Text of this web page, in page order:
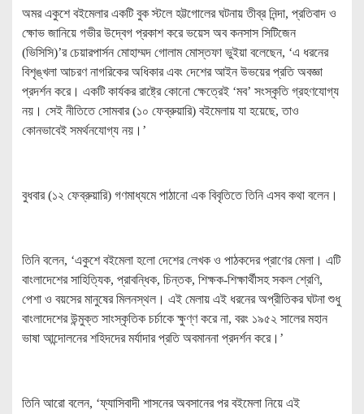
অমর একুশে বইমেলার একটি বুক স্টলে হট্টগোলের ঘটনায় তীব্র নিন্দা, প্রতিবাদ ও
ক্ষোভ জানিয়ে গভীর উদ্বেগ প্রকাশ করে ভয়েস অব কনসাস সিটিজেন
(ভিসিসি)’র চেয়ারপার্সন মোহাম্মদ গোলাম মোস্তফা ভুইয়া বলেছেন, ‘এ ধরনের
বিশৃঙ্খলা আচরণ নাগরিকের অধিকার এবং দেশের আইন উভয়ের প্রতি অবজ্ঞা
প্রদর্শন করে। একটি কার্যকর রাষ্ট্রে কোনো ক্ষেত্রেই ‘মব’ সংস্কৃতি গ্রহণযোগ্য
নয়। সেই নীতিতে সোমবার (১০ ফেব্রুয়ারি) বইমেলায় যা হয়েছে, তাও
কোনভাবেই সমর্থনযোগ্য নয়।’
বুধবার (১২ ফেব্রুয়ারি) গণমাধ্যমে পাঠানো এক বিবৃতিতে তিনি এসব কথা বলেন।
তিনি বলেন, ‘একুশে বইমেলা হলো দেশের লেখক ও পাঠকদের প্রাণের মেলা। এটি
বাংলাদেশের সাহিত্যিক, প্রাবন্ধিক, চিন্তক, শিক্ষক-শিক্ষার্থীসহ সকল শ্রেণি,
পেশা ও বয়সের মানুষের মিলনস্থল। এই মেলায় এই ধরনের অপ্রীতিকর ঘটনা শুধু
বাংলাদেশের উন্মুক্ত সাংস্কৃতিক চর্চাকে ক্ষুণ্ণ করে না, বরং ১৯৫২ সালের মহান
ভাষা আন্দোলনের শহিদদের মর্যাদার প্রতি অবমাননা প্রদর্শন করে।’
তিনি আরো বলেন, ‘ফ্যাসিবাদী শাসনের অবসানের পর বইমেলা নিয়ে এই